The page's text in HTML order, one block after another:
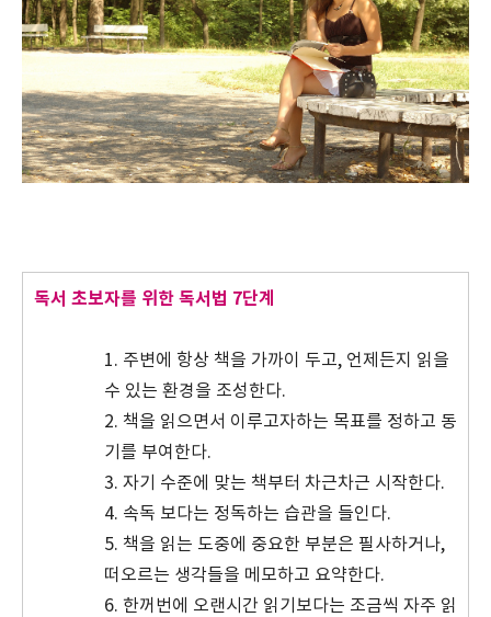
독서 초보자를 위한 독서법 7단계
1. 주변에 항상 책을 가까이 두고, 언제든지 읽을
수 있는 환경을 조성한다.
2. 책을 읽으면서 이루고자하는 목표를 정하고 동
기를 부여한다.
3. 자기 수준에 맞는 책부터 차근차근 시작한다.
4. 속독 보다는 정독하는 습관을 들인다.
5. 책을 읽는 도중에 중요한 부분은 필사하거나,
떠오르는 생각들을 메모하고 요약한다.
6. 한꺼번에 오랜시간 읽기보다는 조금씩 자주 읽